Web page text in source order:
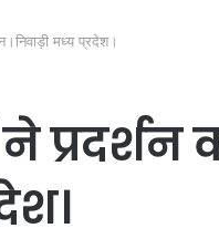
मध्य प्रदेश।
प्रदर्शन